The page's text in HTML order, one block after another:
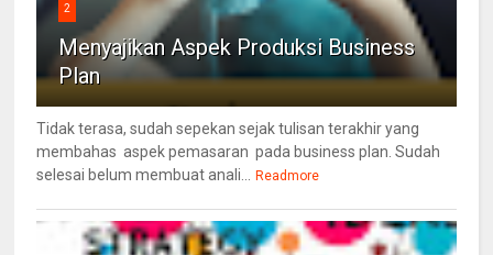
2
Menyajikan Aspek Produksi Business
Plan
Tidak terasa, sudah sepekan sejak tulisan terakhir yang
membahas aspek pemasaran pada business plan. Sudah
selesai belum membuat anali... Readmore